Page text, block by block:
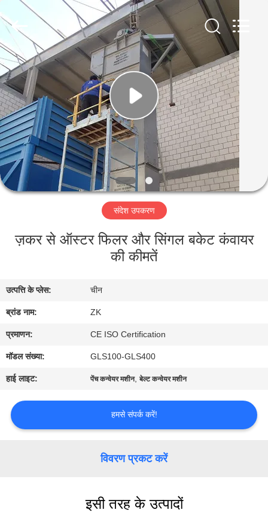
घर
उत्पादों
वीडियो
वीआर
शो
हमारे
कारखाना
भ्रमण
गुणवत्ता
संपर्क
Machinery
CO.Ltd.
All
Rights
Reserved.
Developed
by
ECER
संदेश उपकरण
ज़कर से ऑस्टर फिलर और सिंगल बकेट कंवायर
की कीमतें
उत्पत्ति के प्लेस: चीन
ब्रांड नाम: ZK
प्रमाणन: CE ISO Certification
मॉडल संख्या: GLS100-GLS400
हाई लाइट: पेंच कन्वेयर मशीन,बेल्ट कन्वेयर मशीन
हमसे संपर्क करें!
विवरण प्रकट करें
इसी तरह के उत्पादों